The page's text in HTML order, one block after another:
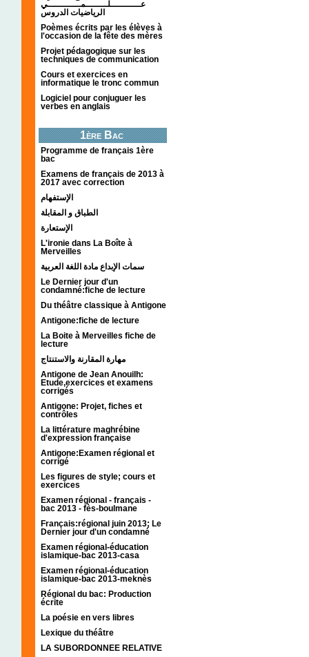
عـــــــــــلــــــــمــــــــــــي
الرياضيات الدروس
Poèmes écrits par les élèves à
l'occasion de la fête des mères
Projet pédagogique sur les
techniques de communication
Cours et exercices en
informatique le tronc commun
Logiciel pour conjuguer les
verbes en anglais
1ère Bac
Programme de français 1ère
bac
Examens de français de 2013 à
2017 avec correction
الإستفهام
الطباق و المقابلة
الإستعارة
L'ironie dans La Boîte à
Merveilles
سمات الإبداع مادة اللغة العربية
Le Dernier jour d'un
condamné:fiche de lecture
Du théâtre classique à Antigone
Antigone:fiche de lecture
La Boite à Merveilles fiche de
lecture
مهارة المقارنة والاستنتاج
Antigone de Jean Anouilh:
Etude,exercices et examens
corrigés
Antigone: Projet, fiches et
contrôles
La littérature maghrébine
d'expression française
Antigone:Examen régional et
corrigé
Les figures de style; cours et
exercices
Examen régional - français -
bac 2013 - fès-boulmane
Français:régional juin 2013; Le
Dernier jour d'un condamné
Examen régional-éducation
islamique-bac 2013-casa
Examen régional-éducation
islamique-bac 2013-meknès
Régional du bac: Production
écrite
La poésie en vers libres
Lexique du théâtre
LA SUBORDONNEE RELATIVE